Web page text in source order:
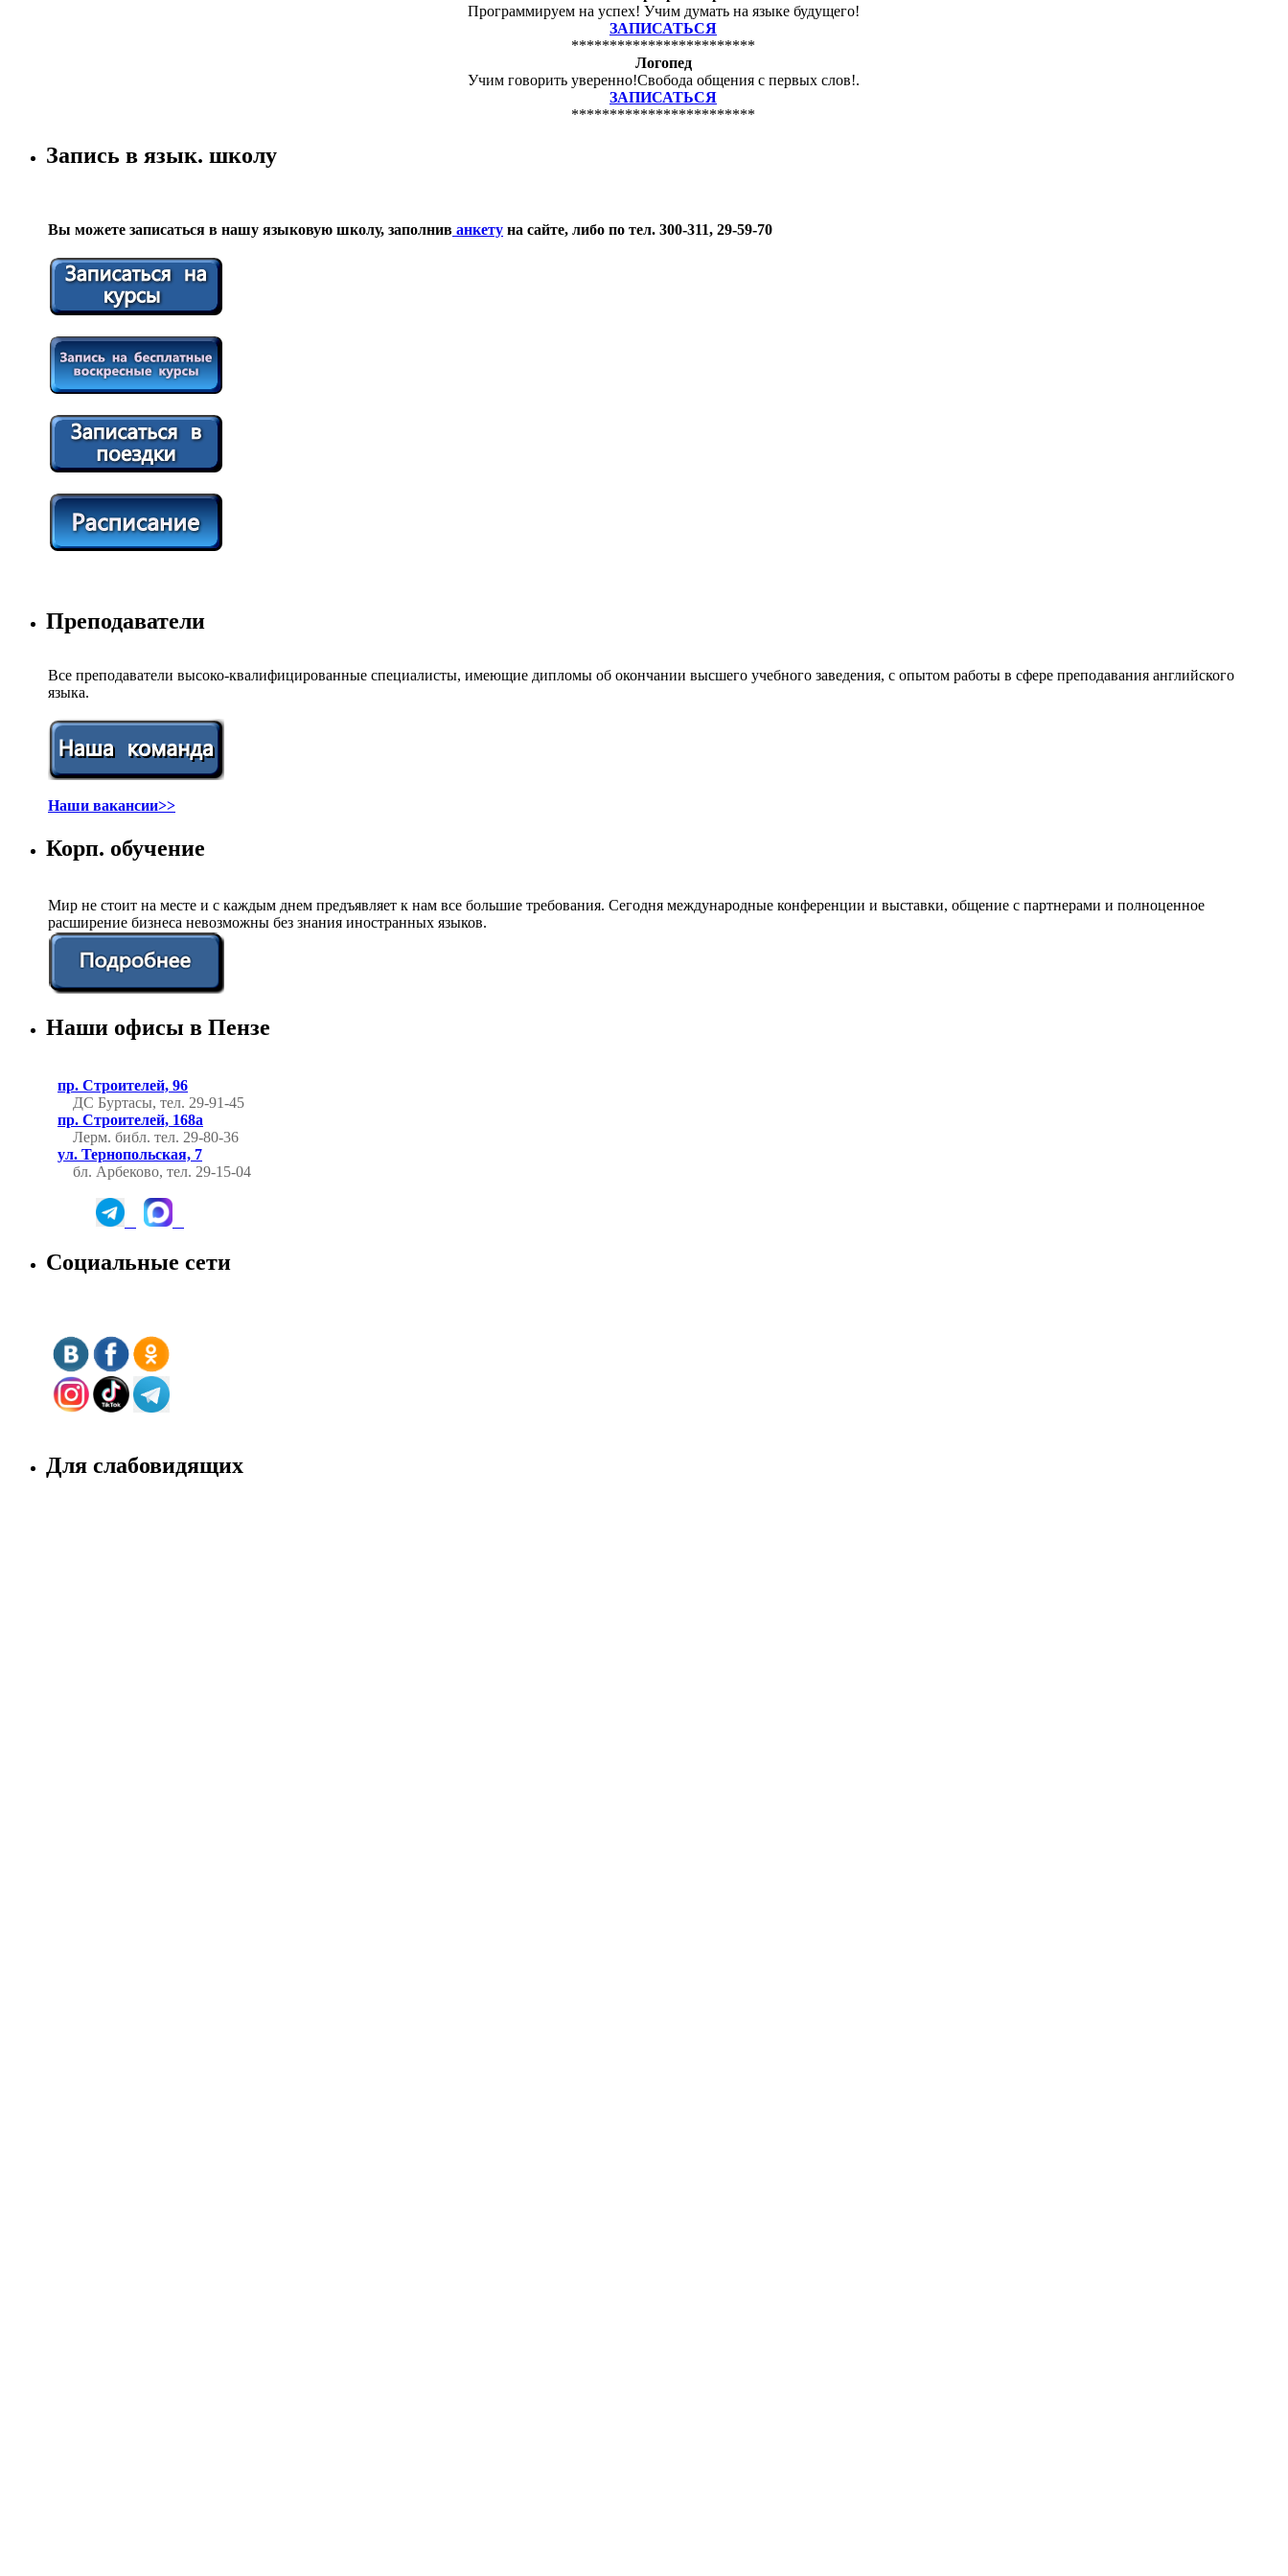
Программируем на успех! Учим думать на языке будущего!
ЗАПИСАТЬСЯ
************************
Логопед
Учим говорить уверенно!Свобода общения с первых слов!.
ЗАПИСАТЬСЯ
************************
Запись в язык. школу
Вы можете записаться в нашу языковую школу, заполнив анкету на сайте, либо по тел. 300-311, 29-59-70
Преподаватели
Все преподаватели высоко-квалифицированные специалисты, имеющие дипломы об окончании высшего учебного заведения, с опытом работы в сфере преподавания английского
языка.
Наши вакансии>>
Корп. обучение
Мир не стоит на месте и с каждым днем предъявляет к нам все большие требования. Сегодня международные конференции и выставки, общение с партнерами и полноценное
расширение бизнеса невозможны без знания иностранных языков.
Наши офисы в Пензе
пр. Строителей, 96
ДС Буртасы, тел. 29-91-45
пр. Строителей, 168а
Лерм. библ. тел. 29-80-36
ул. Тернопольская, 7
бл. Арбеково, тел. 29-15-04
Социальные сети
Для слабовидящих